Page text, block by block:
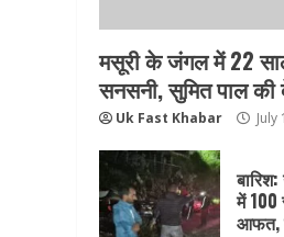
मसूरी के जंगल में 22
सनसनी, सुमित पाल की
Uk Fast Khabar July
में 100
आफत,